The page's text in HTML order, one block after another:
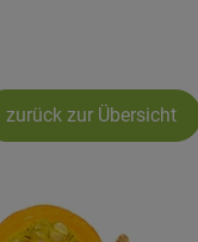
zurück zur Übersicht